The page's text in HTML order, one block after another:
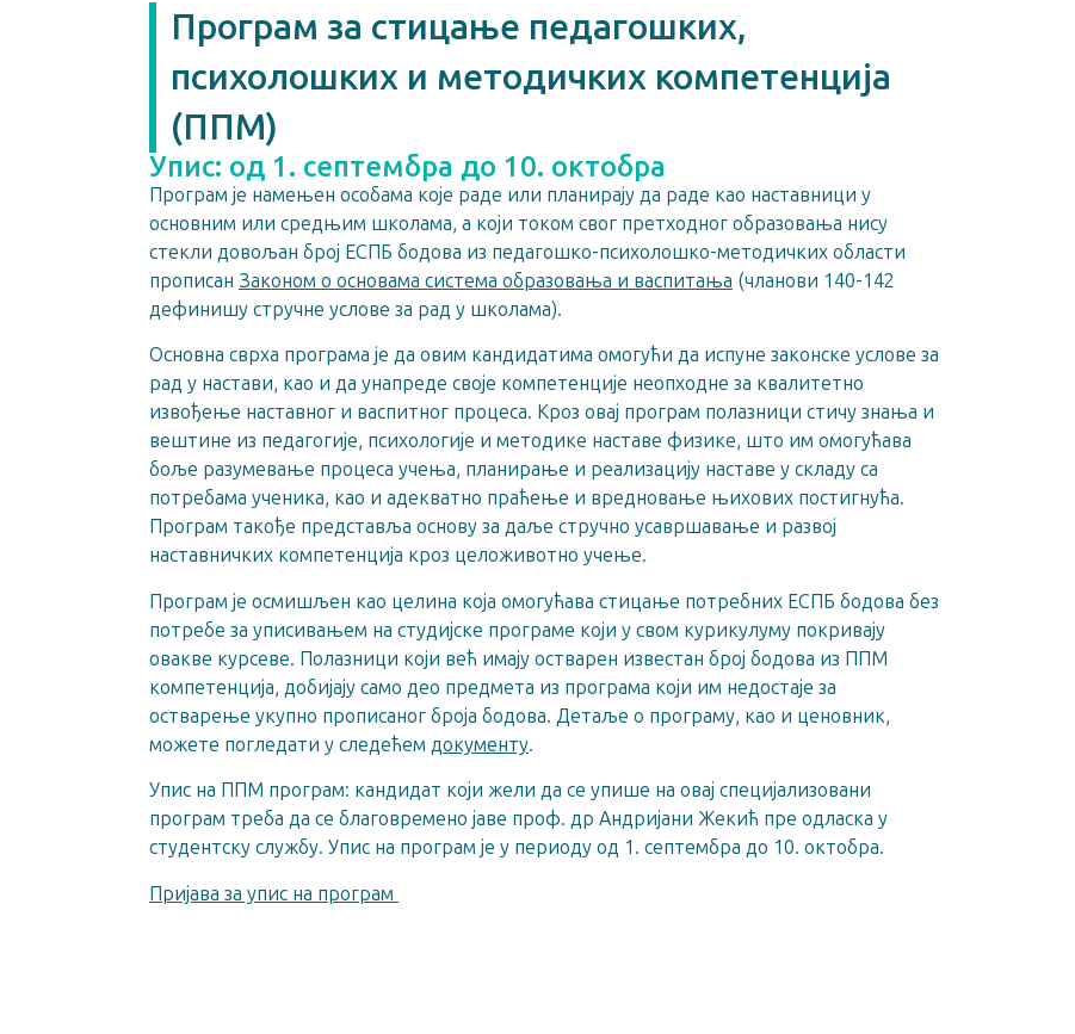
Програм за стицање педагошких,
психолошких и методичких компетенција
(ППМ)
Упис: од 1. септембра до 10. октобра
Програм је намењен особама које раде или планирају да раде као наставници у
основним или средњим школама, а који током свог претходног образовања нису
стекли довољан број ЕСПБ бодова из педагошко-психолошко-методичких области
прописан Законом о основама система образовања и васпитања (чланови 140-142
дефинишу стручне услове за рад у школама).
Основна сврха програма је да овим кандидатима омогући да испуне законске услове за
рад у настави, као и да унапреде своје компетенције неопходне за квалитетно
извођење наставног и васпитног процеса. Кроз овај програм полазници стичу знања и
вештине из педагогије, психологије и методике наставе физике, што им омогућава
боље разумевање процеса учења, планирање и реализацију наставе у складу са
потребама ученика, као и адекватно праћење и вредновање њихових постигнућа.
Програм такође представља основу за даље стручно усавршавање и развој
наставничких компетенција кроз целоживотно учење.
Програм је осмишљен као целина која омогућава стицање потребних ЕСПБ бодова без
потребе за уписивањем на студијске програме који у свом курикулуму покривају
овакве курсеве. Полазници који већ имају остварен известан број бодова из ППМ
компетенција, добијају само део предмета из програма који им недостаје за
остварење укупно прописаног броја бодова. Детаље о програму, као и ценовник,
можете погледати у следећем документу.
Упис на ППМ програм: кандидат који жели да се упише на овај специјализовани
програм треба да се благовремено јаве проф. др Андријани Жекић пре одласка у
студентску службу. Упис на програм је у периоду од 1. септембра до 10. октобра.
Пријaва за упис на програм